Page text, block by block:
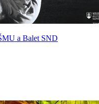
a Balet SND